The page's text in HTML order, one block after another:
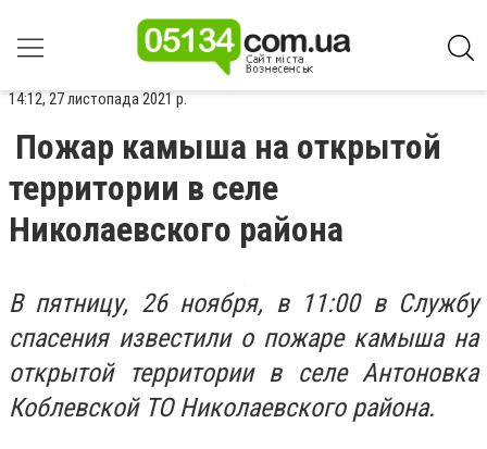
14:12, 27 листопада 2021 р.
Пожар камыша на открытой
территории в селе
Николаевского района
В пятницу, 26 ноября, в 11:00 в Службу
спасения известили о пожаре камыша на
открытой территории в селе Антоновка
Коблевской ТО Николаевского района.